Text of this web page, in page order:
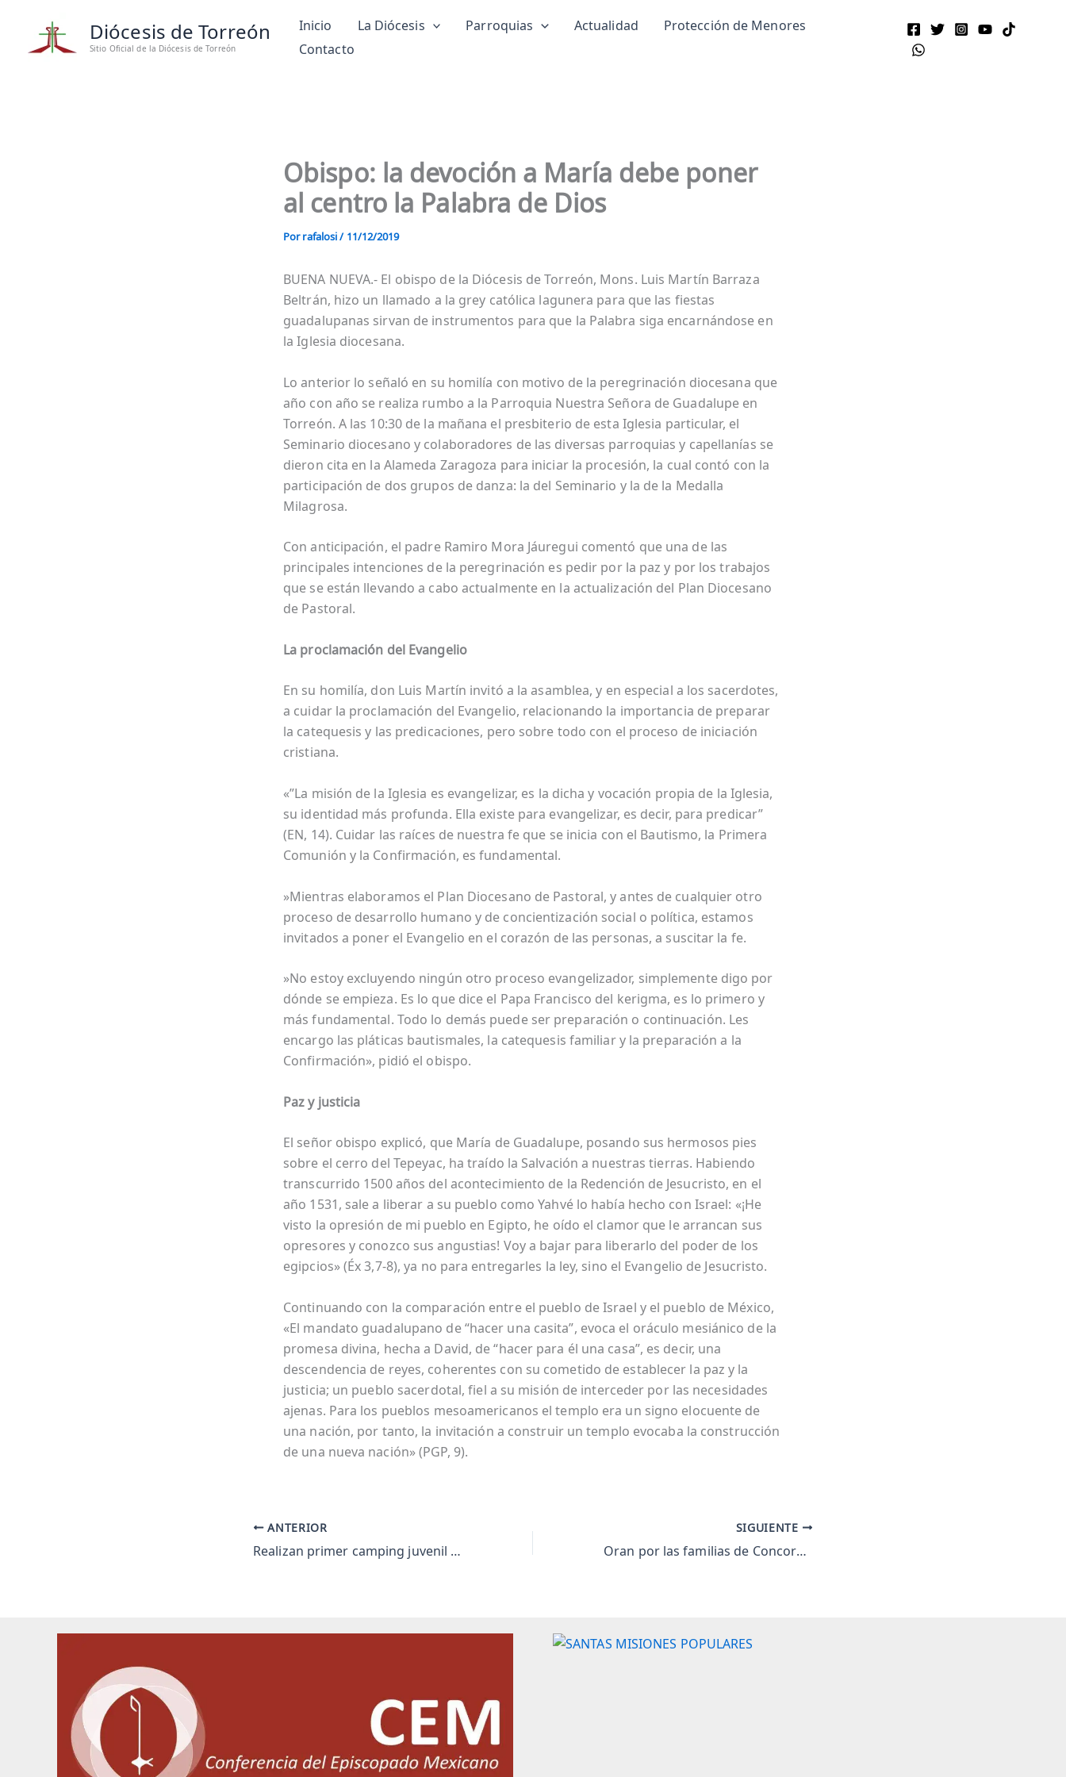
contenido
Diócesis de Torreón
Sitio Oficial de la Diócesis de Torreón
Inicio La Diócesis Parroquias Actualidad
Protección de Menores
Contacto
Obispo: la devoción a María debe poner
al centro la Palabra de Dios
Porrafalosi/ 11/12/2019
BUENA NUEVA.- El obispo de la Diócesis de Torreón, Mons. Luis Martín Barraza
Beltrán, hizo un llamado a la grey católica lagunera para que las fiestas
guadalupanas sirvan de instrumentos para que la Palabra siga encarnándose en
la Iglesia diocesana.
Lo anterior lo señaló en su homilía con motivo de la peregrinación diocesana que
año con año se realiza rumbo a la Parroquia Nuestra Señora de Guadalupe en
Torreón. A las 10:30 de la mañana el presbiterio de esta Iglesia particular, el
Seminario diocesano y colaboradores de las diversas parroquias y capellanías se
dieron cita en la Alameda Zaragoza para iniciar la procesión, la cual contó con la
participación de dos grupos de danza: la del Seminario y la de la Medalla
Milagrosa.
Con anticipación, el padre Ramiro Mora Jáuregui comentó que una de las
principales intenciones de la peregrinación es pedir por la paz y por los trabajos
que se están llevando a cabo actualmente en la actualización del Plan Diocesano
de Pastoral.
La proclamación del Evangelio
En su homilía, don Luis Martín invitó a la asamblea, y en especial a los sacerdotes,
a cuidar la proclamación del Evangelio, relacionando la importancia de preparar
la catequesis y las predicaciones, pero sobre todo con el proceso de iniciación
cristiana.
«”La misión de la Iglesia es evangelizar, es la dicha y vocación propia de la Iglesia,
su identidad más profunda. Ella existe para evangelizar, es decir, para predicar”
(EN, 14). Cuidar las raíces de nuestra fe que se inicia con el Bautismo, la Primera
Comunión y la Confirmación, es fundamental.
»Mientras elaboramos el Plan Diocesano de Pastoral, y antes de cualquier otro
proceso de desarrollo humano y de concientización social o política, estamos
invitados a poner el Evangelio en el corazón de las personas, a suscitar la fe.
»No estoy excluyendo ningún otro proceso evangelizador, simplemente digo por
dónde se empieza. Es lo que dice el Papa Francisco del kerigma, es lo primero y
más fundamental. Todo lo demás puede ser preparación o continuación. Les
encargo las pláticas bautismales, la catequesis familiar y la preparación a la
Confirmación», pidió el obispo.
Paz y justicia
El señor obispo explicó, que María de Guadalupe, posando sus hermosos pies
sobre el cerro del Tepeyac, ha traído la Salvación a nuestras tierras. Habiendo
transcurrido 1500 años del acontecimiento de la Redención de Jesucristo, en el
año 1531, sale a liberar a su pueblo como Yahvé lo había hecho con Israel: «¡He
visto la opresión de mi pueblo en Egipto, he oído el clamor que le arrancan sus
opresores y conozco sus angustias! Voy a bajar para liberarlo del poder de los
egipcios» (Éx 3,7-8), ya no para entregarles la ley, sino el Evangelio de Jesucristo.
Continuando con la comparación entre el pueblo de Israel y el pueblo de México,
«El mandato guadalupano de “hacer una casita”, evoca el oráculo mesiánico de la
promesa divina, hecha a David, de “hacer para él una casa”, es decir, una
descendencia de reyes, coherentes con su cometido de establecer la paz y la
justicia; un pueblo sacerdotal, fiel a su misión de interceder por las necesidades
ajenas. Para los pueblos mesoamericanos el templo era un signo elocuente de
una nación, por tanto, la invitación a construir un templo evocaba la construcción
de una nueva nación» (PGP, 9).
ANTERIOR
Realizan primer camping juvenil en la Parroquia de Boquilla
SIGUIENTE
Oran por las familias de Concordia